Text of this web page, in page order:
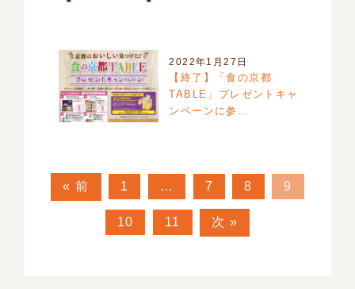
2022年1月27日
【終了】「食の京都
TABLE」プレゼントキャ
ンペーンに参…
« 前 1 … 7 8 9
10 11 次 »